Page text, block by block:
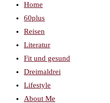
Home
60plus
Reisen
Literatur
Fit und gesund
Dreimaldrei
Lifestyle
About Me